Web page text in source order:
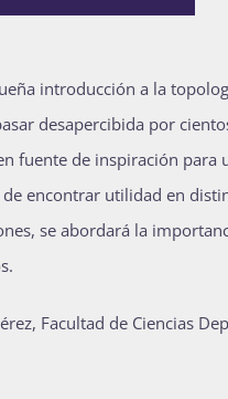
introducción a la
desapercibida por
fuente de inspiración para
encontrar utilidad en
se abordará la
Facultad de Ciencias